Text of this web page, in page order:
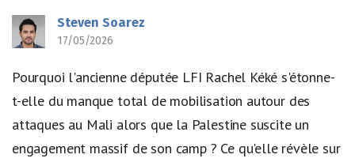
Steven Soarez
17/05/2026
Pourquoi l'ancienne députée LFI Rachel Kéké s'étonne-
t-elle du manque total de mobilisation autour des
attaques au Mali alors que la Palestine suscite un
engagement massif de son camp ? Ce qu'elle révèle sur